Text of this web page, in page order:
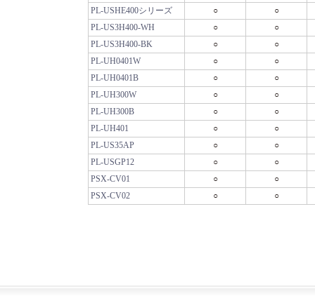
PL-USHE400シリーズ ○
○
PL-US3H400-WH
○
○
PL-US3H400-BK
○
○
PL-UH0401W
○
○
PL-UH0401B
○
○
PL-UH300W
○
○
PL-UH300B
○
○
PL-UH401
○
○
PL-US35AP
○
○
PL-USGP12
○
○
PSX-CV01
○
○
PSX-CV02
○ ○